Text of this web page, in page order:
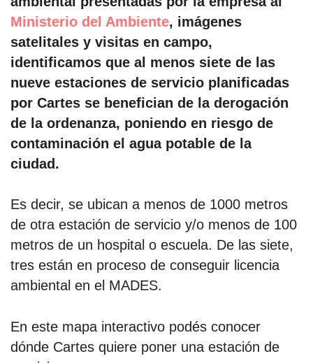
Ministerio del Ambiente, imágenes
satelitales y visitas en campo,
identificamos que al menos siete de las
nueve estaciones de servicio planificadas
por Cartes se benefician de la derogación
de la ordenanza, poniendo en riesgo de
contaminación el agua potable de la
ciudad.
Es decir, se ubican a menos de 1000 metros
de otra estación de servicio y/o menos de 100
metros de un hospital o escuela. De las siete,
tres están en proceso de conseguir licencia
ambiental en el MADES.
En este mapa interactivo podés conocer
dónde Cartes quiere poner una estación de